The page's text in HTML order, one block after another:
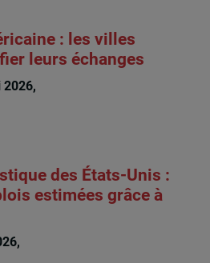
: les villes
leurs échanges
2026,
des États-Unis :
estimées grâce à